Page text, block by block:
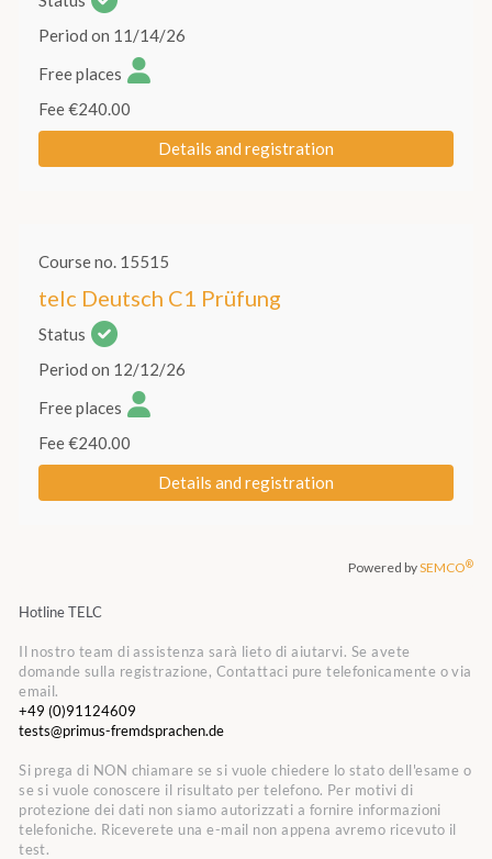
Hotline TELC
Il nostro team di assistenza sarà lieto di aiutarvi. Se avete
domande sulla registrazione, Contattaci pure telefonicamente o via
email.
+49 (0)91124609
tests@primus-fremdsprachen.de
Si prega di NON chiamare se si vuole chiedere lo stato dell'esame o
se si vuole conoscere il risultato per telefono. Per motivi di
protezione dei dati non siamo autorizzati a fornire informazioni
telefoniche. Riceverete una e-mail non appena avremo ricevuto il
test.